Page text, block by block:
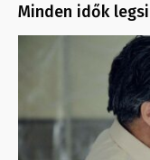
Minden idők